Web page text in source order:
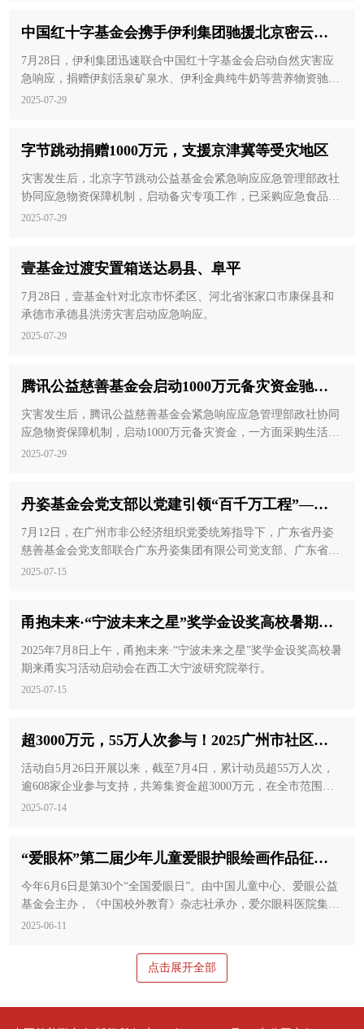
中国红十字基金会携手伊利集团驰援北京密云、
怀柔受灾地区
7月28日，伊利集团迅速联合中国红十字基金会启动自然灾害应
急响应，捐赠伊刻活泉矿泉水、伊利金典纯牛奶等营养物资驰援
灾区。
2025-07-29
字节跳动捐赠1000万元，支援京津冀等受灾地区
灾害发生后，北京字节跳动公益基金会紧急响应应急管理部政社
协同应急物资保障机制，启动备灾专项工作，已采购应急食品、
应急发电设备等生活物资支持北京密云、怀柔及河北保定受灾地
2025-07-29
壹基金过渡安置箱送达易县、阜平
7月28日，壹基金针对北京市怀柔区、河北省张家口市康保县和
承德市承德县洪涝灾害启动应急响应。
2025-07-29
腾讯公益慈善基金会启动1000万元备灾资金驰援
华北强降雨灾情
灾害发生后，腾讯公益慈善基金会紧急响应应急管理部政社协同
应急物资保障机制，启动1000万元备灾资金，一方面采购生活物
资用于受灾地区的紧急救助，另一方面统筹支持过渡安置和灾后
2025-07-29
丹姿基金会党支部以党建引领“百千万工程”——
携手丹姿集团党支部、哥弟党支部、启萌志愿中
心共绘乡村振兴新画卷
7月12日，在广州市非公经济组织党委统筹指导下，广东省丹姿
慈善基金会党支部联合广东丹姿集团有限公司党支部、广东省哥
弟菩及公益基金会党支部，赴从化区太平镇黄溪村开展“党建共
2025-07-15
甬抱未来·“宁波未来之星”奖学金设奖高校暑期来
甬实习活动启动会在西工大宁波研究院召开
2025年7月8日上午，甬抱未来·“宁波未来之星”奖学金设奖高校暑
期来甬实习活动启动会在西工大宁波研究院举行。
2025-07-15
超3000万元，55万人次参与！2025广州市社区慈
善助力民生微实事活动线上专区圆满结束
活动自5月26日开展以来，截至7月4日，累计动员超55万人次，
逾608家企业参与支持，共筹集资金超3000万元，在全市范围内
掀起一股慈善热潮。
2025-07-14
“爱眼杯”第二届少年儿童爱眼护眼绘画作品征集
活动启动
今年6月6日是第30个“全国爱眼日”。由中国儿童中心、爱眼公益
基金会主办，《中国校外教育》杂志社承办，爱尔眼科医院集团
支持的“爱眼杯”第二届全国少年儿童爱眼护眼绘画作品征集活动
绕“爱护眼睛”“保护视力”等内容，面向全国儿童青少年征集原创
2025-06-11
点击展开全部